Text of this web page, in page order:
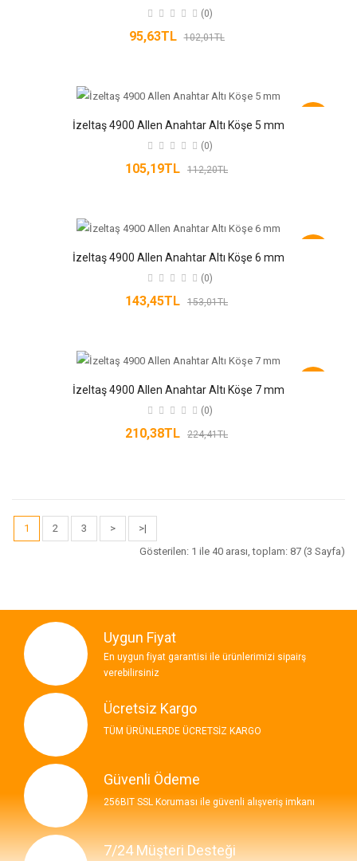
(0)
95,63TL 102,01TL
İzeltaş 4900 Allen Anahtar Altı Köşe 5 mm
(0)
105,19TL 112,20TL
İzeltaş 4900 Allen Anahtar Altı Köşe 6 mm
(0)
143,45TL 153,01TL
İzeltaş 4900 Allen Anahtar Altı Köşe 7 mm
(0)
210,38TL 224,41TL
1 2 3 >
>|
Gösterilen: 1 ile 40 arası, toplam: 87 (3 Sayfa)
Uygun Fiyat
En uygun fiyat garantisi ile ürünlerimizi sipairş
verebilirsiniz
Ücretsiz Kargo
TÜM ÜRÜNLERDE ÜCRETSİZ KARGO
Güvenli Ödeme
256BIT SSL Koruması ile güvenli alışveriş imkanı
7/24 Müşteri Desteği